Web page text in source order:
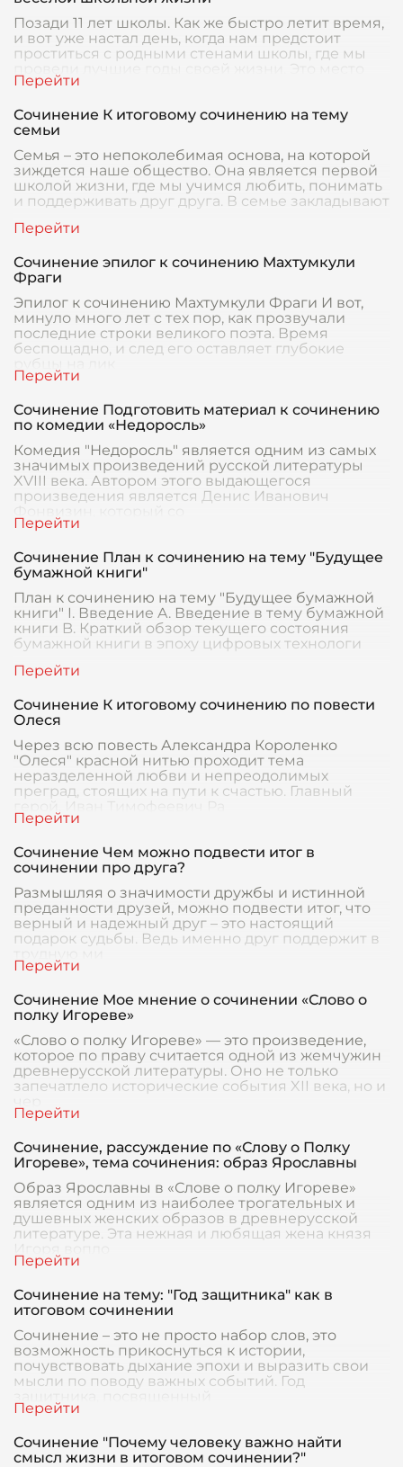
Позади 11 лет школы. Как же быстро летит время,
и вот уже настал день, когда нам предстоит
проститься с родными стенами школы, где мы
провели лучшие годы своей жизни. Это место
ста
Сочинение К итоговому сочинению на тему
семьи
Семья – это непоколебимая основа, на которой
зиждется наше общество. Она является первой
школой жизни, где мы учимся любить, понимать
и поддерживать друг друга. В семье закладывают
Сочинение эпилог к сочинению Махтумкули
Фраги
Эпилог к сочинению Махтумкули Фраги И вот,
минуло много лет с тех пор, как прозвучали
последние строки великого поэта. Время
беспощадно, и след его оставляет глубокие
рубцы на лик
Сочинение Подготовить материал к сочинению
по комедии «Недоросль»
Комедия "Недоросль" является одним из самых
значимых произведений русской литературы
XVIII века. Автором этого выдающегося
произведения является Денис Иванович
Фонвизин, который со
Сочинение План к сочинению на тему "Будущее
бумажной книги"
План к сочинению на тему "Будущее бумажной
книги" I. Введение A. Введение в тему бумажной
книги B. Краткий обзор текущего состояния
бумажной книги в эпоху цифровых технологи
Сочинение К итоговому сочинению по повести
Олеся
Через всю повесть Александра Короленко
"Олеся" красной нитью проходит тема
неразделенной любви и непреодолимых
преград, стоящих на пути к счастью. Главный
герой, Иван Тимофеевич Ра
Сочинение Чем можно подвести итог в
сочинении про друга?
Размышляя о значимости дружбы и истинной
преданности друзей, можно подвести итог, что
верный и надежный друг – это настоящий
подарок судьбы. Ведь именно друг поддержит в
Сочинение Мое мнение о сочинении «Слово о
полку Игореве»
«Слово о полку Игореве» — это произведение,
которое по праву считается одной из жемчужин
древнерусской литературы. Оно не только
запечатлело исторические события XII века, но и
Сочинение, рассуждение по «Слову о Полку
Игореве», тема сочинения: образ Ярославны
Образ Ярославны в «Слове о полку Игореве»
является одним из наиболее трогательных и
душевных женских образов в древнерусской
литературе. Эта нежная и любящая жена князя
Игоря вопло
Сочинение на тему: "Год защитника" как в
итоговом сочинении
Сочинение – это не просто набор слов, это
возможность прикоснуться к истории,
почувствовать дыхание эпохи и выразить свои
мысли по поводу важных событий. Год
Сочинение "Почему человеку важно найти
смысл жизни в итоговом сочинении?"